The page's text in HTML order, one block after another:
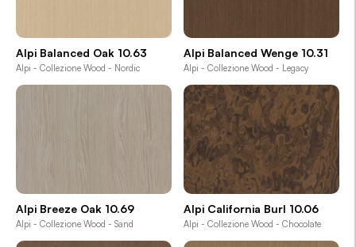
Alpi Balanced Oak 10.63
Alpi - Collezione Wood - Nordic
Alpi Balanced Wenge 10.31
Alpi - Collezione Wood - Legacy
Alpi Breeze Oak 10.69
Alpi - Collezione Wood - Sand
Alpi California Burl 10.06
Alpi - Collezione Wood - Chocolate